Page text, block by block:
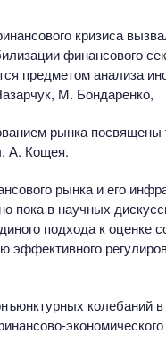
кризиса
финансового
предметом анализа
М. Бондаренко,
рынка
А. Кощея.
рынка и его
пока в научных
подхода к оценке
колебаний
экономического